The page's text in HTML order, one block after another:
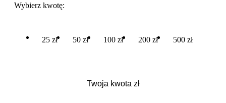
Wybierz kwotę:
25 zł 50 zł 100 zł 200 zł 500 zł